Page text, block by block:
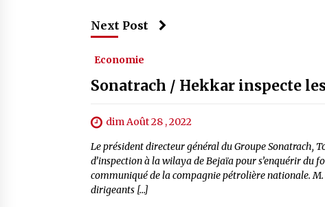
Next Post
Economie
Sonatrach / Hekkar inspecte
dim Août 28 , 2022
Le président directeur général du Groupe Sonatrach,
d’inspection à la wilaya de Bejaïa pour s’enquérir
communiqué de la compagnie pétrolière nationale.
dirigeants […]